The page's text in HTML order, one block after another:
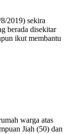
2019) sekira
berada disekitar
ikut membantu
warga atas
Jiah (50) dan